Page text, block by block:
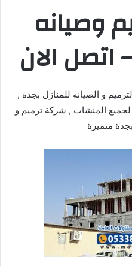
وصيانه
اتصل الان
و الصيانه للمنازل بجدة ,
لجميع المنشات , شركة ترميم و
متميزة